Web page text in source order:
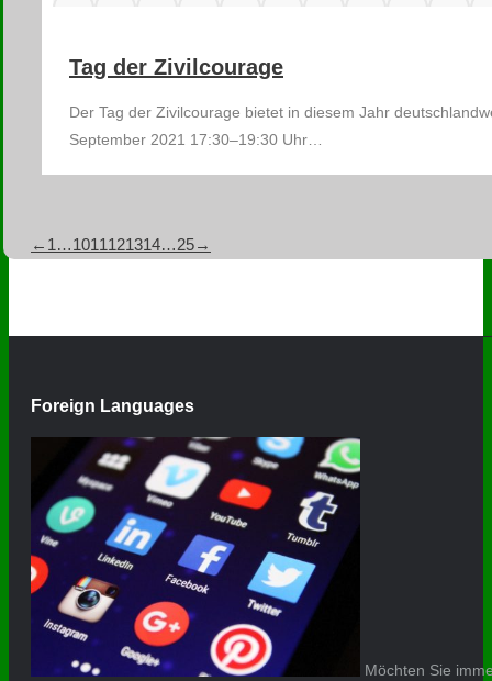
Tag der Zivilcourage
Der Tag der Zivilcourage bietet in diesem Jahr
September 2021 17:30–19:30 Uhr…
← 1 …1011121314…25→
Foreign Languages
Möchten Sie